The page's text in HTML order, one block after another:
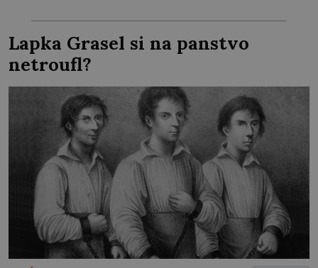
jim potvrdí také to, že na něj během výslechů
nikdo nevyvíjel fyzický ani psychický nátlak.
Syn brněnského řezníka chce být knězem a
[…]
Lapka Grasel si na panstvo
netroufl?